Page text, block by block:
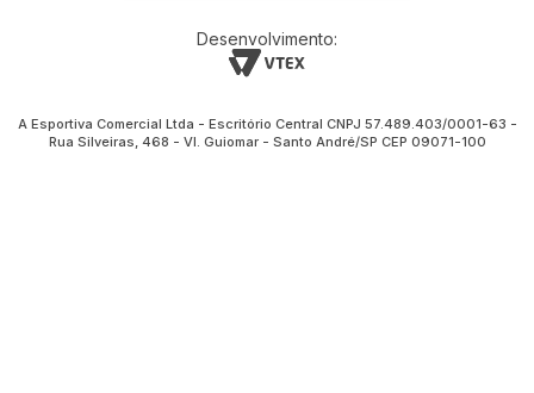
Desenvolvimento:
A Esportiva Comercial Ltda - Escritório Central CNPJ 57.489.403/0001-63 -
Rua Silveiras, 468 - Vl. Guiomar - Santo André/SP CEP 09071-100